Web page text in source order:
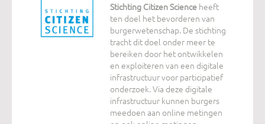
Stichting Citizen Scienceheeft
ten doel het bevorderen van
burgerwetenschap. De stichting
tracht dit doel onder meer te
bereiken door het ontwikkelen
en exploiteren van een digitale
infrastructuur voor participatief
onderzoek. Via deze digitale
infrastructuur kunnen burgers
meedoen aan online metingen